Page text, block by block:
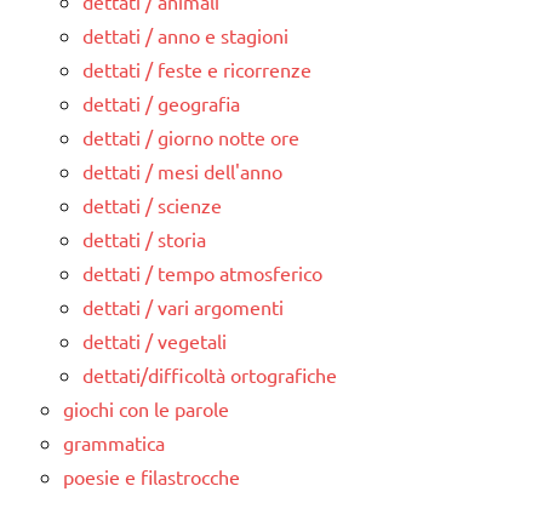
dettati / anno e stagioni
dettati / feste e ricorrenze
dettati / geografia
dettati / giorno notte ore
dettati / mesi dell'anno
dettati / scienze
dettati / storia
dettati / tempo atmosferico
dettati / vari argomenti
dettati / vegetali
dettati/difficoltà ortografiche
giochi con le parole
grammatica
poesie e filastrocche